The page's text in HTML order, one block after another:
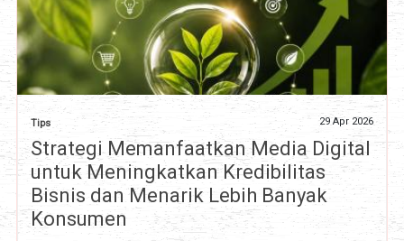
Tips 29 Apr 2026
Strategi Memanfaatkan Media Digital
untuk Meningkatkan Kredibilitas
Bisnis dan Menarik Lebih Banyak
Konsumen